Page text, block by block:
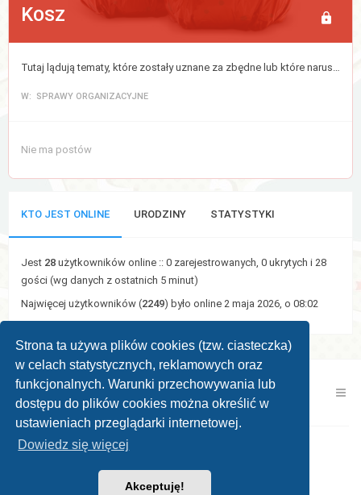
Strona ta używa plików cookies (tzw. ciasteczka)
w celach statystycznych, reklamowych oraz
funkcjonalnych. Warunki przechowywania lub
dostępu do plików cookies można określić w
ustawieniach przeglądarki internetowej.
Dowiedz się więcej
Akceptuję!
Kosz
Tutaj lądują tematy, które zostały uznane za zbędne lub które naruszyły regulamin forum. Cokolwiek tutaj trafi zostanie usunięte po 30 dniach.
W: SPRAWY ORGANIZACYJNE
Nie ma postów
KTO JEST ONLINE URODZINY STATYSTYKI
Jest 28 użytkowników online :: 0 zarejestrowanych, 0 ukrytych i 28
gości (wg danych z ostatnich 5 minut)
Najwięcej użytkowników (2249) było online 2 maja 2026, o 08:02
Kontakt z nami Zespół administracyjny